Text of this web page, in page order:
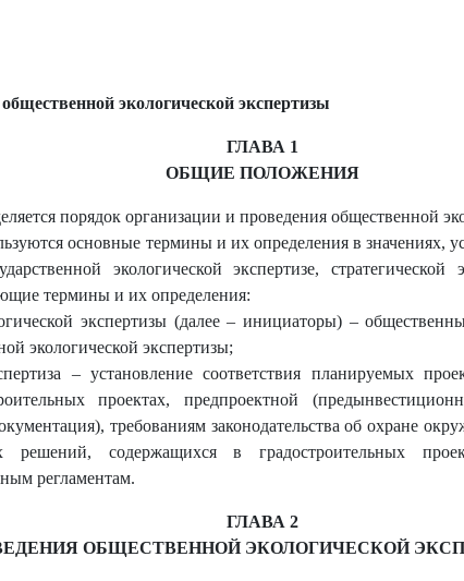
экологической экспертизы
ГЛАВА 1
ОБЩИЕ ПОЛОЖЕНИЯ
порядок организации и проведения общественной
основные термины и их определения в значениях,
экологической экспертизе,
термины и их определения:
экспертизы (далее – инициаторы) –
экологической экспертизы;
– установление соответствия планируемых
проектах, предпроектной
требованиям законодательства об охране
содержащихся в градостроительных
регламентам.
ГЛАВА 2
ОБЩЕСТВЕННОЙ ЭКОЛОГИЧЕСКОЙ